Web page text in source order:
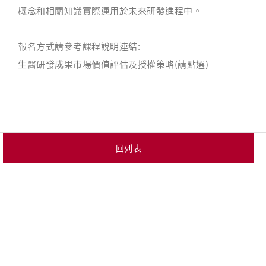
概念和相關知識實際運用於未來研發進程中。
報名方式請參考課程說明連結:
生醫研發成果市場價值評估及授權策略(請點選)
回列表